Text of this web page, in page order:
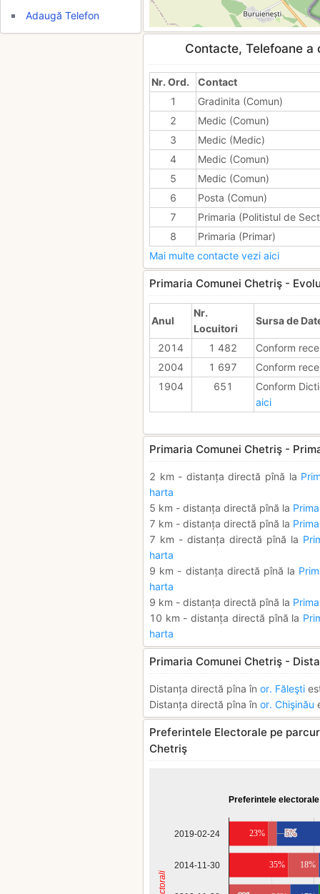
Adaugă Telefon
Contacte, Telefoane
Nr. Ord.
Contact
1
Gradinita (Comun)
2
Medic (Comun)
3
Medic (Medic)
4
Medic (Comun)
5
Medic (Comun)
6
Posta (Comun)
7
Primaria (Politistul de
8
Primaria (Primar)
Mai multe contacte vezi aici
Primaria Comunei Chetriş -
Anul
Nr.
Locuitori
Sursa de
2014 1 482
Conform
2004
1 697
Conform
1904
651
Conform
aici
Primaria Comunei Chetriş -
2 km - distanța directă pînă la
harta
5 km - distanța directă pînă la
7 km - distanța directă pînă la
7 km - distanța directă pînă la
harta
9 km - distanța directă pînă la
harta
9 km - distanța directă pînă la
10 km - distanța directă pînă la
harta
Primaria Comunei Chetriş -
Distanța directă pîna în or. Făleşti
Distanța directă pîna în or. Chişinău
Preferintele Electorale pe
Chetriş
Preferintele
2019-02-24
2014-11-30
23%
35%
5%
5%
18%